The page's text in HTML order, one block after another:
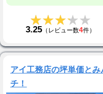
★★★★★
★★★★★
3.25 （レビュー数4件）
アイ工務店の坪単価と
チ！